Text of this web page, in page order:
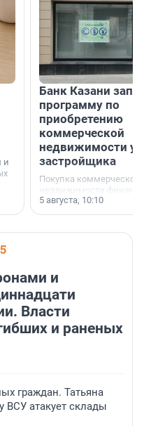
и
Банк Казани
программу по
приобретению
коммерческой
недвижимости у
застройщика
Покупка коммерческой
недвижимости
инструмент,
предпринимателей.
или готовый арендный
5 августа, 10:10
и
Власти
и раненых
граждан. Татьяна
ВСУ атакует склады